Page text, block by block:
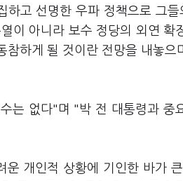
고 선명한 우파 정책으로 그들
이 아니라 보수 정당의 외연 확
하게 될 것이란 전망을 내놓으
는 없다"며 "박 전 대통령과 중
개인적 상황에 기인한 바가